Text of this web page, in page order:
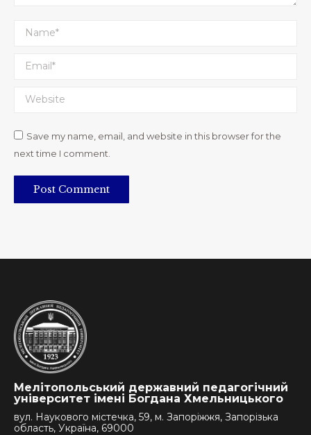
Name *
Email *
Website
Save my name, email, and website in this browser for the
next time I comment.
Post Comment
Мелітопольський державний педагогічний
університет імені Богдана Хмельницького
вул. Наукового містечка, 59, м. Запоріжжя, Запорізька
область, Україна, 69000